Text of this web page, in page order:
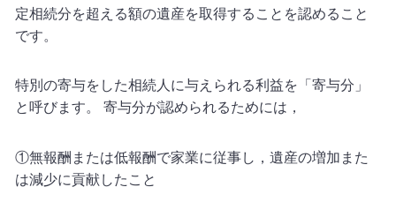
定相続分を超える額の遺産を取得することを認めること
です。
特別の寄与をした相続人に与えられる利益を「寄与分」
と呼びます。 寄与分が認められるためには，
①無報酬または低報酬で家業に従事し，遺産の増加また
は減少に貢献したこと